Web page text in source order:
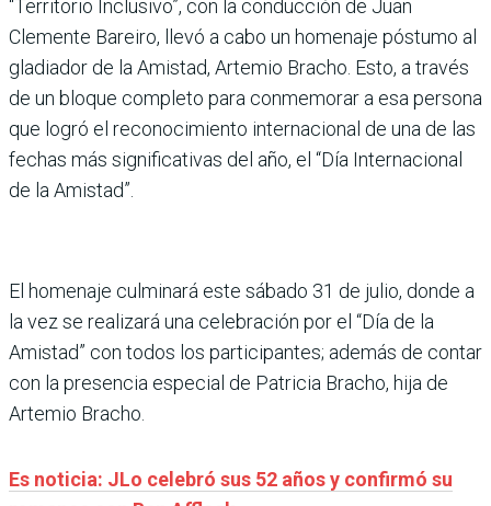
“Territorio Inclusivo”, con la conducción de Juan
Clemente Bareiro, llevó a cabo un homenaje póstumo al
gladiador de la Amistad, Artemio Bracho. Esto, a través
de un bloque completo para conmemorar a esa persona
que logró el reconocimiento internacional de una de las
fechas más significativas del año, el “Día Internacional
de la Amistad”.
El homenaje culminará este sábado 31 de julio, donde a
la vez se realizará una celebración por el “Día de la
Amistad” con todos los participantes; además de contar
con la presencia especial de Patricia Bracho, hija de
Artemio Bracho.
Es noticia: JLo celebró sus 52 años y confirmó su